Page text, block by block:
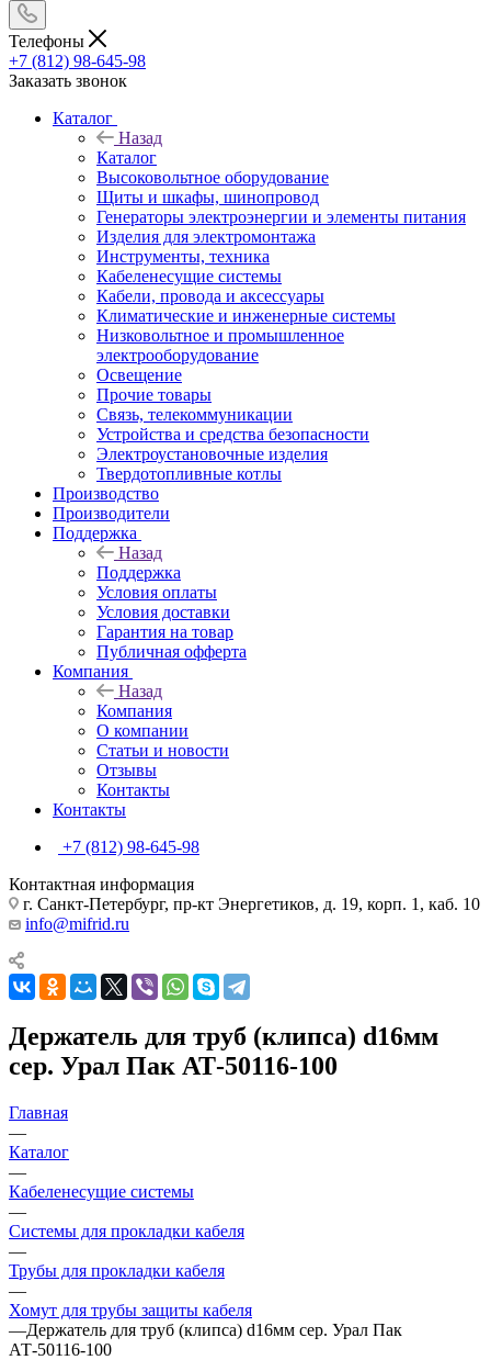
Телефоны
+7 (812) 98-645-98
Заказать звонок
Каталог
Назад
Каталог
Высоковольтное оборудование
Щиты и шкафы, шинопровод
Генераторы электроэнергии и элементы питания
Изделия для электромонтажа
Инструменты, техника
Кабеленесущие системы
Кабели, провода и аксессуары
Климатические и инженерные системы
Низковольтное и промышленное
электрооборудование
Освещение
Прочие товары
Связь, телекоммуникации
Устройства и средства безопасности
Электроустановочные изделия
Твердотопливные котлы
Производство
Производители
Поддержка
Назад
Поддержка
Условия оплаты
Условия доставки
Гарантия на товар
Публичная офферта
Компания
Назад
Компания
О компании
Статьи и новости
Отзывы
Контакты
Контакты
+7 (812) 98-645-98
Контактная информация
г. Санкт-Петербург, пр-кт Энергетиков, д. 19, корп. 1, каб. 10
info@mifrid.ru
Держатель для труб (клипса) d16мм
сер. Урал Пак АТ-50116-100
Главная
—
Каталог
—
Кабеленесущие системы
—
Системы для прокладки кабеля
—
Трубы для прокладки кабеля
—
Хомут для трубы защиты кабеля
—Держатель для труб (клипса) d16мм сер. Урал Пак
АТ-50116-100